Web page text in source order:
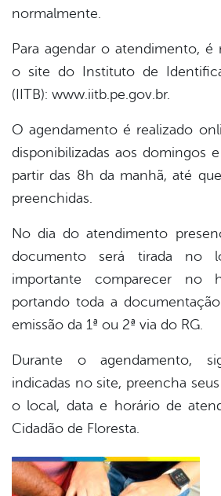
normalmente.
Para agendar o atendimento, é
o site do Instituto de
(IITB): www.iitb.pe.gov.br.
O agendamento é realizado
disponibilizadas aos domingos
partir das 8h da manhã, até
preenchidas.
No dia do atendimento
documento será tirada no
importante comparecer no
portando toda a
emissão da 1ª ou 2ª via do RG.
Durante o agendamento,
indicadas no site, preencha
o local, data e horário de
Cidadão de Floresta.